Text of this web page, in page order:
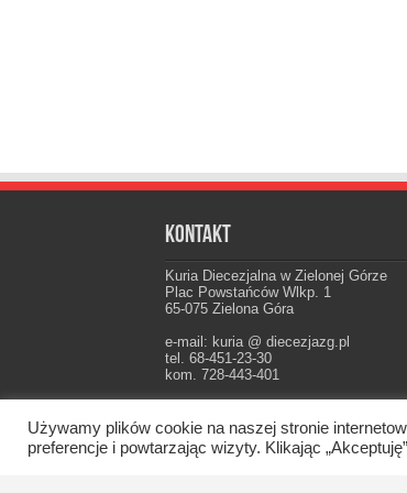
Kontakt
Kuria Diecezjalna w Zielonej Górze
Plac Powstańców Wlkp. 1
65-075 Zielona Góra
e-mail: kuria @ diecezjazg.pl
tel. 68-451-23-30
kom. 728-443-401
22 1020 5402 0000 0102 0021 3694
Używamy plików cookie na naszej stronie
preferencje i powtarzając wizyty. Klikając